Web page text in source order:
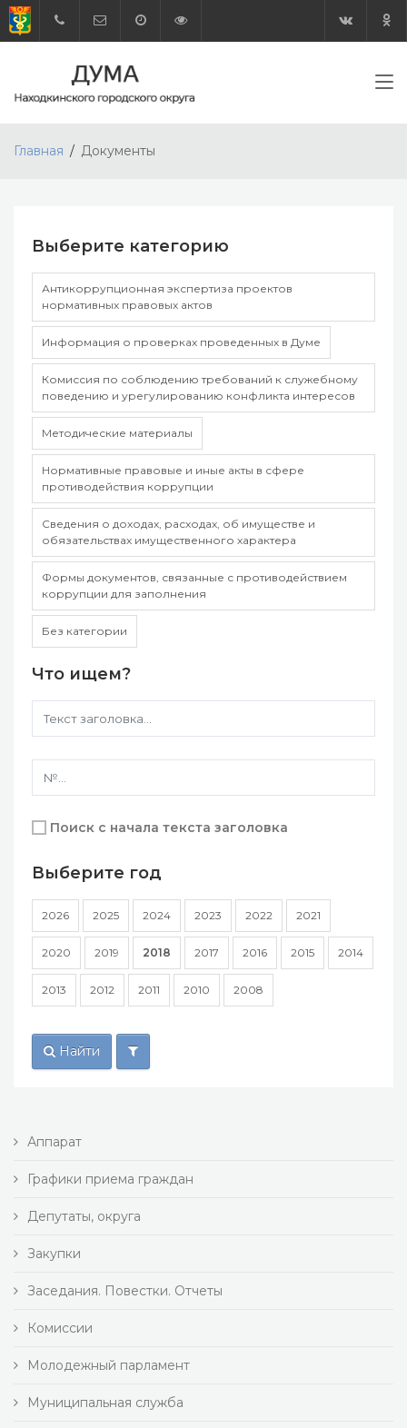
Главная Документы
Выберите категорию
Антикоррупционная экспертиза проектов
нормативных правовых актов
Информация о проверках проведенных в Думе
Комиссия по соблюдению требований к служебному
поведению и урегулированию конфликта интересов
Методические материалы
Нормативные правовые и иные акты в сфере
противодействия коррупции
Сведения о доходах, расходах, об имуществе и
обязательствах имущественного характера
Формы документов, связанные с противодействием
коррупции для заполнения
Без категории
Что ищем?
Поиск с начала текста заголовка
Выберите год
2026 2025 2024 2023 2022 2021
2020 2019 2018 2017 2016 2015 2014
2013 2012 2011 2010 2008
Найти
Аппарат
Графики приема граждан
Депутаты, округа
Закупки
Заседания. Повестки. Отчеты
Комиссии
Молодежный парламент
Муниципальная служба